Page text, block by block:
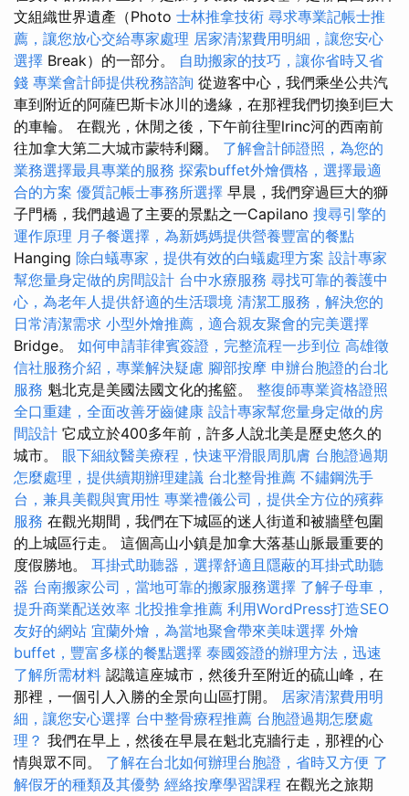
文組織世界遺產（Photo 士林推拿技術 尋求專業記帳士推
薦，讓您放心交給專家處理 居家清潔費用明細，讓您安心
選擇 Break）的一部分。 自助搬家的技巧，讓你省時又省
錢 專業會計師提供稅務諮詢 從遊客中心，我們乘坐公共汽
車到附近的阿薩巴斯卡冰川的邊緣，在那裡我們切換到巨大
的車輪。 在觀光，休閒之後，下午前往聖lrinc河的西南前
往加拿大第二大城市蒙特利爾。 了解會計師證照，為您的
業務選擇最具專業的服務 探索buffet外燴價格，選擇最適
合的方案 優質記帳士事務所選擇 早晨，我們穿過巨大的獅
子門橋，我們越過了主要的景點之一Capilano 搜尋引擎的
運作原理 月子餐選擇，為新媽媽提供營養豐富的餐點
Hanging 除白蟻專家，提供有效的白蟻處理方案 設計專家
幫您量身定做的房間設計 台中水療服務 尋找可靠的養護中
心，為老年人提供舒適的生活環境 清潔工服務，解決您的
日常清潔需求 小型外燴推薦，適合親友聚會的完美選擇
Bridge。 如何申請菲律賓簽證，完整流程一步到位 高雄徵
信社服務介紹，專業解決疑慮 腳部按摩 申辦台胞證的台北
服務 魁北克是美國法國文化的搖籃。 整復師專業資格證照
全口重建，全面改善牙齒健康 設計專家幫您量身定做的房
間設計 它成立於400多年前，許多人說北美是歷史悠久的
城市。 眼下細紋醫美療程，快速平滑眼周肌膚 台胞證過期
怎麼處理，提供續期辦理建議 台北整骨推薦 不鏽鋼洗手
台，兼具美觀與實用性 專業禮儀公司，提供全方位的殯葬
服務 在觀光期間，我們在下城區的迷人街道和被牆壁包圍
的上城區行走。 這個高山小鎮是加拿大落基山脈最重要的
度假勝地。 耳掛式助聽器，選擇舒適且隱蔽的耳掛式助聽
器 台南搬家公司，當地可靠的搬家服務選擇 了解子母車，
提升商業配送效率 北投推拿推薦 利用WordPress打造SEO
友好的網站 宜蘭外燴，為當地聚會帶來美味選擇 外燴
buffet，豐富多樣的餐點選擇 泰國簽證的辦理方法，迅速
了解所需材料 認識這座城市，然後升至附近的硫山峰，在
那裡，一個引人入勝的全景向山區打開。 居家清潔費用明
細，讓您安心選擇 台中整骨療程推薦 台胞證過期怎麼處
理？ 我們在早上，然後在早晨在魁北克牆行走，那裡的心
情與眾不同。 了解在台北如何辦理台胞證，省時又方便 了
解假牙的種類及其優勢 經絡按摩學習課程 在觀光之旅期